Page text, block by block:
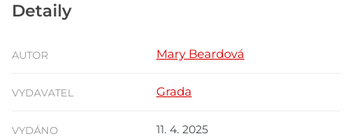
Detaily
AUTOR Mary Beardová
VYDAVATEL Grada
VYDÁNO 11. 4. 2025